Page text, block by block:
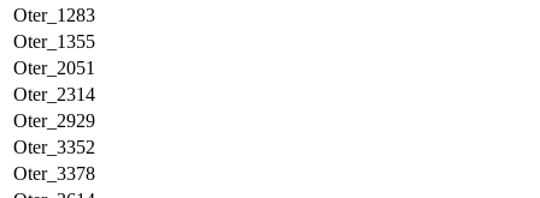
Oter_1283
Oter_1355
Oter_2051
Oter_2314
Oter_2929
Oter_3352
Oter_3378